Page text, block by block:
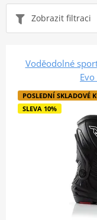
Zobrazit filtraci
Voděodolné
POSLEDNÍ SKLADOVÉ
SLEVA 10%